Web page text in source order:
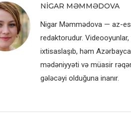
NIGAR MƏMMƏDOVA
Nigar Məmmədova — az-
redaktorudur.
ixtisaslaşıb, həm
mədəniyyəti və müasir
gələcəyi olduğuna inanır.